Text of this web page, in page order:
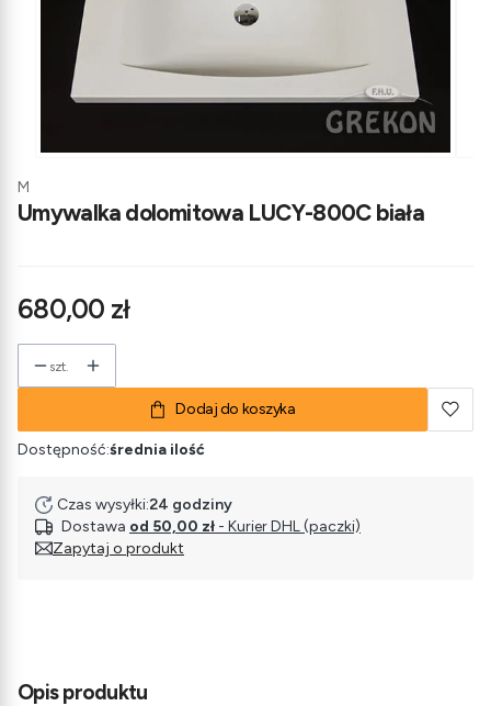
M
Umywalka dolomitowa LUCY-800C biała
Cena
680,00 zł
szt.
Dodaj do koszyka
Dostępność:średnia ilość
Czas wysyłki:24 godziny
Dostawa od 50,00 zł - Kurier DHL (paczki)
Zapytaj o produkt
Opis produktu